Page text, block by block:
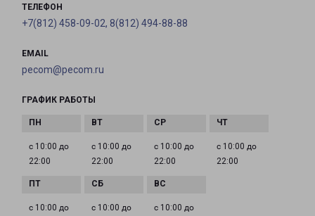
ТЕЛЕФОН
+7(812) 458-09-02, 8(812) 494-88-88
EMAIL
pecom@pecom.ru
ГРАФИК РАБОТЫ
с 10:00 до
22:00
с 10:00 до
22:00
с 10:00 до
22:00
с 10:00 до
22:00
с 10:00 до
с 10:00 до
с 10:00 до